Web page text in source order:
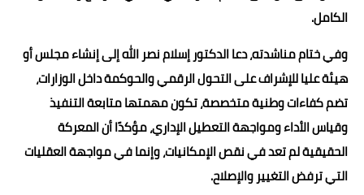
الكامل.
وفي ختام مناشدته، دعا الدكتور إسلام نصر الله إلى إنشاء مجلس أو
هيئة عليا للإشراف على التحول الرقمي والحوكمة داخل الوزارات،
تضم كفاءات وطنية متخصصة، تكون مهمتها متابعة التنفيذ
وقياس الأداء ومواجهة التعطيل الإداري، مؤكدًا أن المعركة
الحقيقية لم تعد في نقص الإمكانيات، وإنما في مواجهة العقليات
التي ترفض التغيير والإصلاح.